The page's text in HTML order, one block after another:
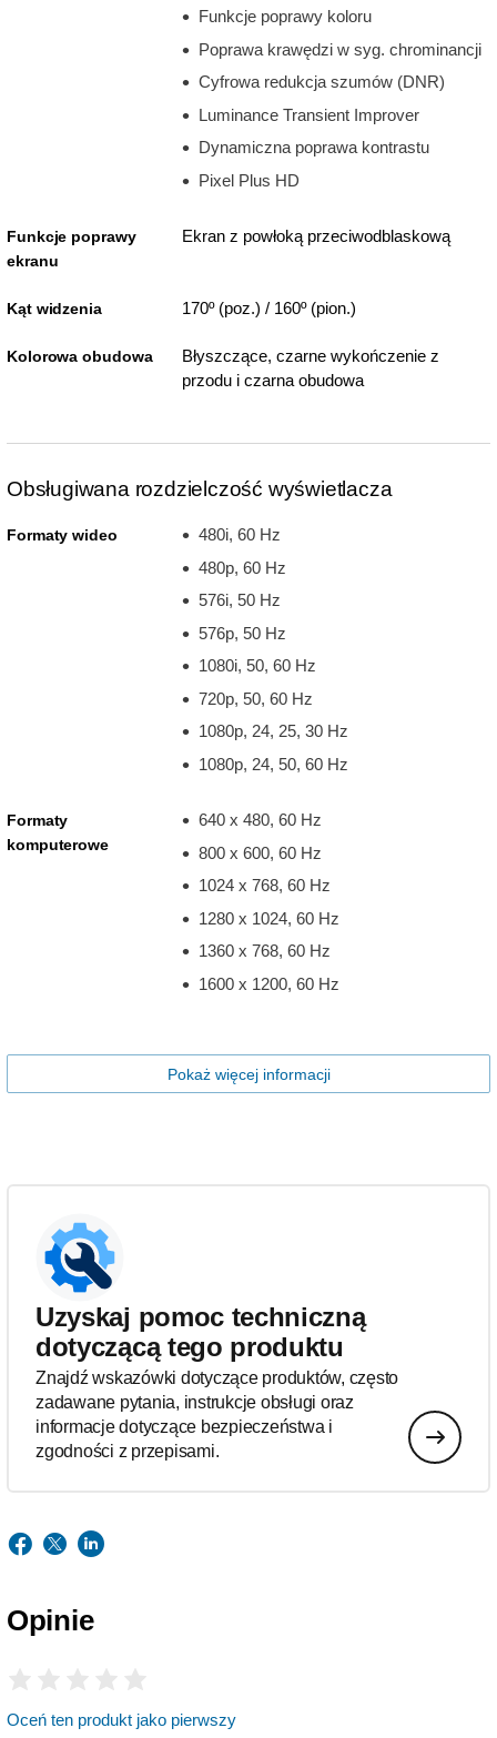
Funkcje poprawy koloru
Poprawa krawędzi w syg. chrominancji
Cyfrowa redukcja szumów (DNR)
Luminance Transient Improver
Dynamiczna poprawa kontrastu
Pixel Plus HD
Funkcje poprawy
ekranu
Ekran z powłoką przeciwodblaskową
Kąt widzenia 170º (poz.) / 160º (pion.)
Kolorowa obudowa
Błyszczące, czarne wykończenie z
przodu i czarna obudowa
Obsługiwana rozdzielczość wyświetlacza
Formaty wideo
480i, 60 Hz
480p, 60 Hz
576i, 50 Hz
576p, 50 Hz
1080i, 50, 60 Hz
720p, 50, 60 Hz
1080p, 24, 25, 30 Hz
1080p, 24, 50, 60 Hz
Formaty
komputerowe
640 x 480, 60 Hz
800 x 600, 60 Hz
1024 x 768, 60 Hz
1280 x 1024, 60 Hz
1360 x 768, 60 Hz
1600 x 1200, 60 Hz
Pokaż więcej informacji
Uzyskaj pomoc techniczną
dotyczącą tego produktu
Znajdź wskazówki dotyczące produktów, często
zadawane pytania, instrukcje obsługi oraz
informacje dotyczące bezpieczeństwa i
zgodności z przepisami.
Opinie
Oceń ten produkt jako pierwszy